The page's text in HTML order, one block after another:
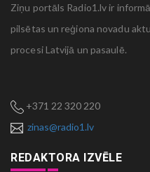
Ziņu portāls Radio1.lv ir
pilsētas un reģiona novadu
procesi Latvijā un pasaulē.
+371 22 320 220
zinas@radio1.lv
REDAKTORA IZVĒLE